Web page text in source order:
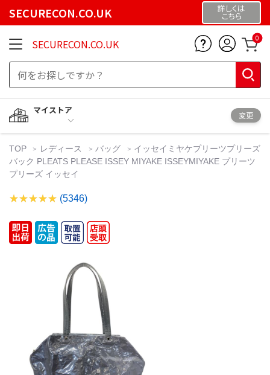
SECURECON.CO.UK 詳しくは
こちら
SECURECON.CO.UK 0
マイストア
変更
TOP レディース バッグ
イッセイミヤケプリーツプリーズ
バック PLEATS PLEASE ISSEY MIYAKE ISSEYMIYAKE プリーツ
プリーズ イッセイ
(5346)